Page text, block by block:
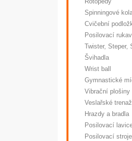
Spinningové
Cvičební
Posilovací
Twister, Steper,
Švihadla
Wrist ball
Gymnastické
Vibrační plošiny
Veslařské
Hrazdy a bradla
Posilovací
Posilovací stroje